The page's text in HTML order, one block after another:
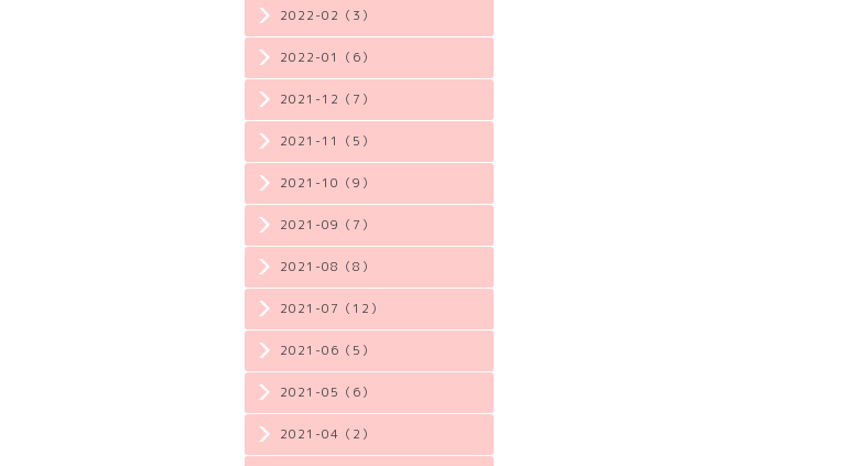
2022-02（3）
2022-01（6）
2021-12（7）
2021-11（5）
2021-10（9）
2021-09（7）
2021-08（8）
2021-07（12）
2021-06（5）
2021-05（6）
2021-04（2）